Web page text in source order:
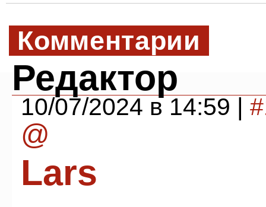
Комментарии
Редактор
10/07/2024 в 14:59 |
@
Lars